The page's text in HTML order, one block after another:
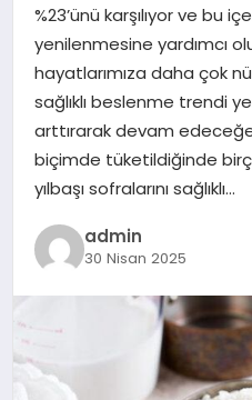
GENEL
GÜNDEM
TEKNOLOJI
%23’ünü karşılıyor ve bu
yenilenmesine yardımcı
hayatlarımıza daha çok
sağlıklı beslenme trendi
arttırarak devam
biçimde tüketildiğinde
yılbaşı sofralarını sağlıklı…
admin
30 Nisan 2025